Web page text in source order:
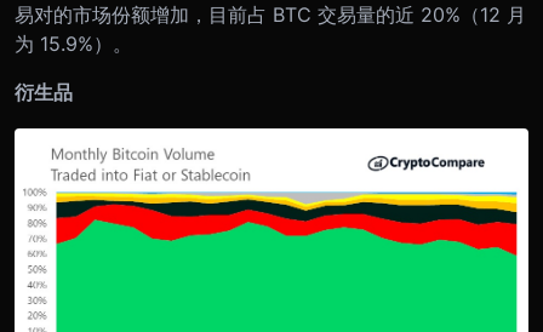
易对的市场份额增加，目前占 BTC 交易量的近 20%（12 月
为 15.9%）。
衍生品